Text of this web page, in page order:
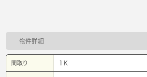
物件詳細
間取り 1Ｋ